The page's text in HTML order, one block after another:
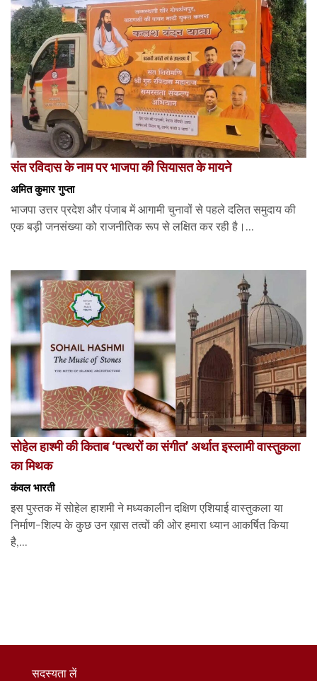
संत रविदास के नाम पर भाजपा की सियासत के मायने
अमित कुमार गुप्ता
भाजपा उत्तर प्रदेश और पंजाब में आगामी चुनावों से पहले दलित समुदाय की
एक बड़ी जनसंख्या को राजनीतिक रूप से लक्षित कर रही है।...
सोहेल हाश्मी की किताब ‘पत्थरों का संगीत’ अर्थात इस्लामी वास्तुकला
का मिथक
कंवल भारती
इस पुस्तक में सोहेल हाशमी ने मध्यकालीन दक्षिण एशियाई वास्तुकला या
निर्माण-शिल्प के कुछ उन ख़ास तत्वों की ओर हमारा ध्यान आकर्षित किया
है,...
सदस्यता लें